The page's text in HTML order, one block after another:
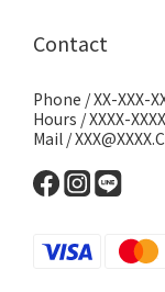
Contact
Phone / XX-XXX-
Hours / XXXX-XXXX
Mail /